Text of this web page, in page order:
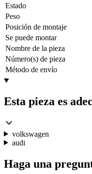
Estado
Peso
Posición de montaje
Se puede montar
Nombre de la pieza
Número(s) de pieza
Método de envío
Esta pieza es
volkswagen
audi
Haga una